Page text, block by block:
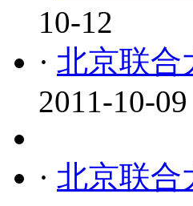
10-12
· 北京联合
2011-10-09
· 北京联合